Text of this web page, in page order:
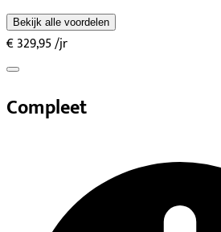
Bekijk alle voordelen
€ 329,95/jr
Compleet